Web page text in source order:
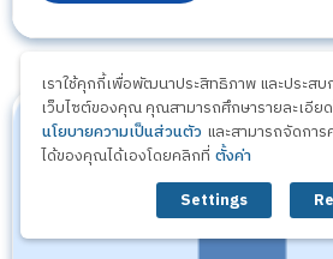
เราใช้คุกกี้เพื่อพัฒนาประสิทธิภาพ และประส
เว็บไซต์ของคุณ คุณสามารถศึกษารายละเอีย
นโยบายความเป็นส่วนตัว และสามารถจัดกา
ได้ของคุณได้เองโดยคลิกที่ ตั้งค่า
Settings